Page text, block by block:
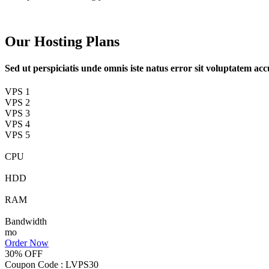
Our Hosting Plans
Sed ut perspiciatis unde omnis iste natus error sit voluptatem
VPS 1
VPS 2
VPS 3
VPS 4
VPS 5
CPU
HDD
RAM
Bandwidth
mo
Order Now
30% OFF
Coupon Code : LVPS30